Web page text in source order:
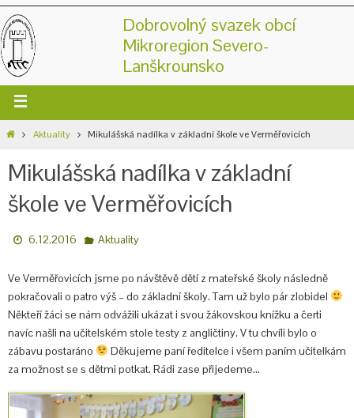
Dobrovolný svazek obcí
Mikroregion Severo-
Lanškrounsko
Aktuality Mikulášská nadílka v základní škole ve Verměřovicích
Mikulášská nadílka v základní
škole ve Verměřovicích
6.12.2016 Aktuality
Ve Verměřovicích jsme po návštěvě dětí z mateřské školy následně
pokračovali o patro výš – do základní školy. Tam už bylo pár zlobidel
Někteří žáci se nám odvážili ukázat i svou žákovskou knížku a čerti
navíc našli na učitelském stole testy z angličtiny. V tu chvíli bylo o
zábavu postaráno
Děkujeme paní ředitelce i všem paním učitelkám
za možnost se s dětmi potkat. Rádi zase přijedeme…